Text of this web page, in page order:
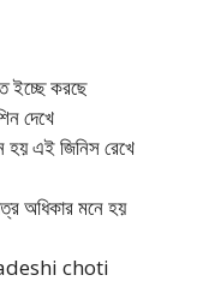
ইচ্ছে করছে
দেখে
হয় এই জিনিস রেখে
অধিকার মনে হয়
choti